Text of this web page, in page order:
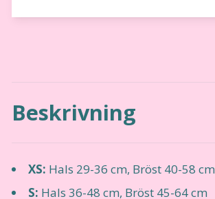
Beskrivning
XS: Hals 29-36 cm, Bröst 40-58 cm
S: Hals 36-48 cm, Bröst 45-64 cm